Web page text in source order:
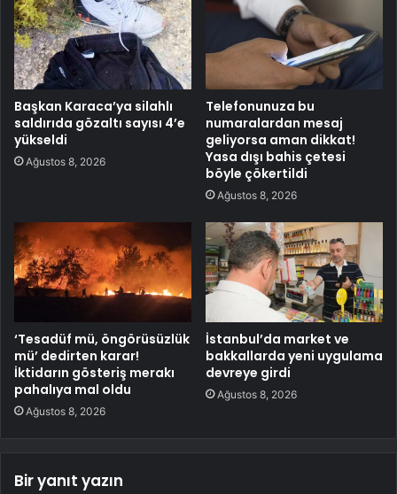
Başkan Karaca’ya silahlı
saldırıda gözaltı sayısı 4’e
yükseldi
Ağustos 8, 2026
Telefonunuza bu
numaralardan mesaj
geliyorsa aman dikkat!
Yasa dışı bahis çetesi
böyle çökertildi
Ağustos 8, 2026
‘Tesadüf mü, öngörüsüzlük
mü’ dedirten karar!
İktidarın gösteriş merakı
pahalıya mal oldu
Ağustos 8, 2026
İstanbul’da market ve
bakkallarda yeni uygulama
devreye girdi
Ağustos 8, 2026
Bir yanıt yazın